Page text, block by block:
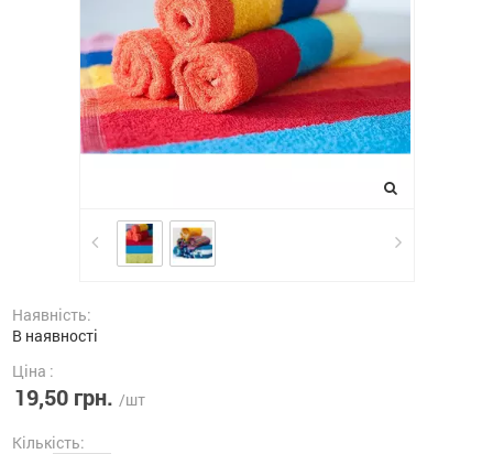
Наявність:
В наявності
Ціна :
19,50 грн. /шт
Кількість: